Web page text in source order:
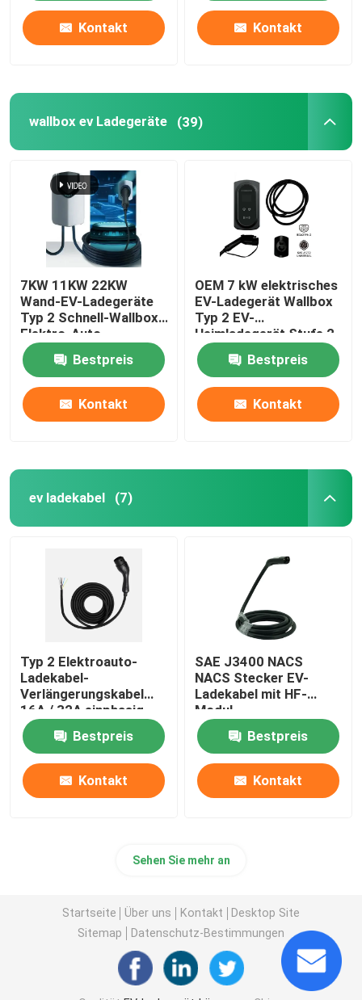
Kontakt Kontakt
wallbox ev Ladegeräte (39)
7KW 11KW 22KW
Wand-EV-Ladegeräte
Typ 2 Schnell-Wallbox-
Elektro-Auto-
Ladegerät
Bestpreis
Kontakt
OEM 7 kW elektrisches
EV-Ladegerät Wallbox
Typ 2 EV-
Heimladegerät Stufe 2
Bestpreis
Kontakt
ev ladekabel (7)
Typ 2 Elektroauto-
Ladekabel-
Verlängerungskabel
16A / 32A einphasig
Bestpreis
Kontakt
SAE J3400 NACS
NACS Stecker EV-
Ladekabel mit HF-
Modul
Bestpreis
Kontakt
Sehen Sie mehr an
Startseite Über uns Kontakt
Desktop Site
Sitemap
Datenschutz-Bestimmungen